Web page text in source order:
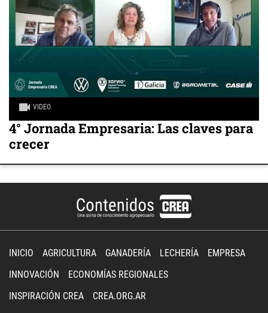
VIDEO
4° Jornada Empresaria: Las claves para
crecer
INICIO AGRICULTURA GANADERÍA LECHERÍA
EMPRESA
INNOVACIÓN
ECONOMÍAS REGIONALES
INSPIRACIÓN CREA
CREA.ORG.AR